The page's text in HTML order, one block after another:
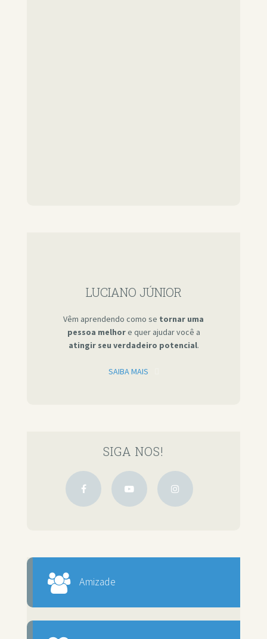
LUCIANO JÚNIOR
Vêm aprendendo como se tornar uma
pessoa melhore quer ajudar você a
atingir seu verdadeiro potencial.
SAIBA MAIS
SIGA NOS!
Amizade